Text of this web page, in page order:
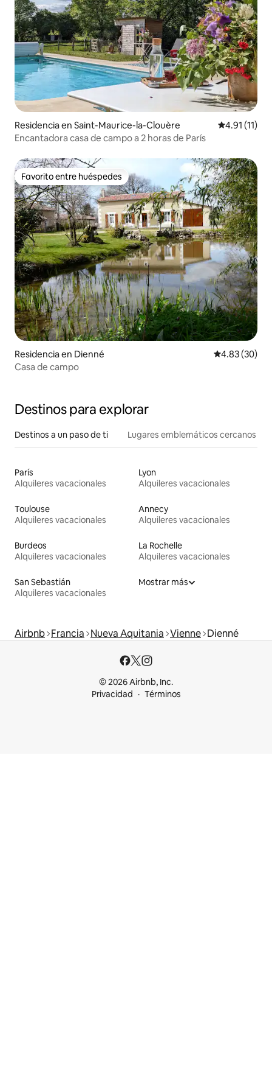
Residencia en Saint-Maurice-la-Clouère Calificación
4.91 (11)
Encantadora casa de campo a 2 horas de París
Favorito entre huéspedes
Favorito entre huéspedes
Residencia en Dienné Calificación
4.83 (30)
Casa de campo
Destinos para explorar
Destinos a un paso de ti Lugares emblemáticos cercanos
París
Alquileres vacacionales
Lyon
Alquileres vacacionales
Toulouse
Alquileres vacacionales
Annecy
Alquileres vacacionales
Burdeos
Alquileres vacacionales
La Rochelle
Alquileres vacacionales
San Sebastián
Alquileres vacacionales
Mostrar más
Airbnb Francia Nueva Aquitania Vienne Dienné
© 2026 Airbnb, Inc.
Privacidad
Términos